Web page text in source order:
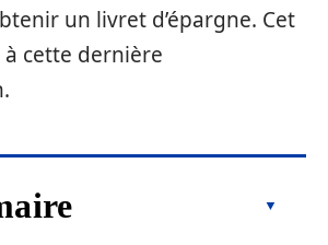
un livret d’épargne. Cet
cette dernière